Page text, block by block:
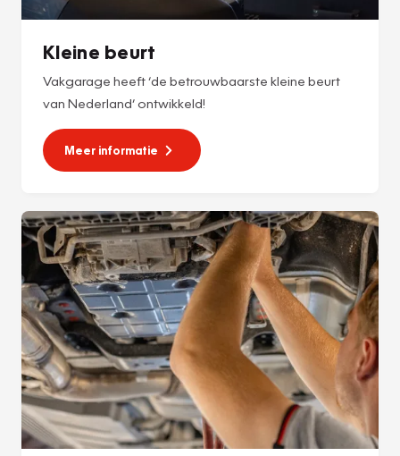
Kleine beurt
Vakgarage heeft ‘de betrouwbaarste kleine beurt
van Nederland’ ontwikkeld!
Meer informatie